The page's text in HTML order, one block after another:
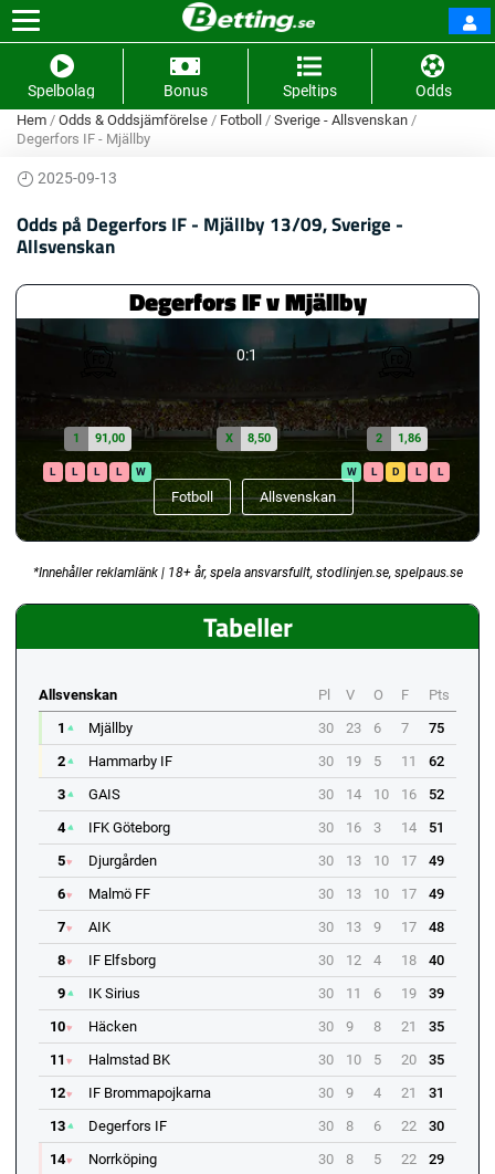
Spelbolag Bonus Speltips Odds
Hem / Odds & Oddsjämförelse / Fotboll / Sverige - Allsvenskan /
Degerfors IF - Mjällby
2025-09-13
Odds på Degerfors IF - Mjällby 13/09, Sverige -
Allsvenskan
Degerfors IF v Mjällby
0:1
L L L L W
1 91,00 X 8,50 2 1,86
W L D L L
Fotboll Allsvenskan
*Innehåller reklamlänk | 18+ år, spela ansvarsfullt, stodlinjen.se, spelpaus.se
Tabeller
Allsvenskan Pl V O F
Pts
1
Mjällby 30 23 6 7
75
2
Hammarby IF 30 19 5 11
62
3
GAIS 30 14 10 16
52
4
IFK Göteborg 30 16 3 14
51
5
Djurgården 30 13 10 17
49
6
Malmö FF 30 13 10 17
49
7
AIK 30 13 9 17
48
8
IF Elfsborg 30 12 4 18
40
9
IK Sirius 30 11 6 19
39
10
Häcken 30 9 8 21
35
11
Halmstad BK 30 10 5 20
35
12
IF Brommapojkarna 30 9 4 21
31
13
Degerfors IF 30 8 6 22
30
14
Norrköping 30 8 5 22
29